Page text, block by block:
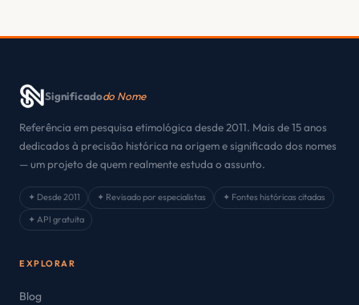
Significadodo Nome
Referência em pesquisa etimológica desde 2011. Mais de 15 anos
dedicados à precisão histórica na origem e significado dos nomes
— um projeto de quem realmente estuda o assunto.
✦ Desde 2011 ✦ Revisado por especialistas
✦ Fontes históricas citadas
✦ API gratuita
EXPLORAR
Blog